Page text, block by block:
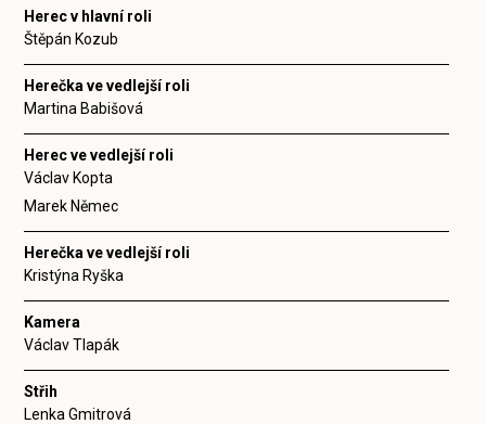
Herec v hlavní roli
Štěpán Kozub
Herečka ve vedlejší roli
Martina Babišová
Herec ve vedlejší roli
Václav Kopta
Marek Němec
Herečka ve vedlejší roli
Kristýna Ryška
Kamera
Václav Tlapák
Střih
Lenka Gmitrová